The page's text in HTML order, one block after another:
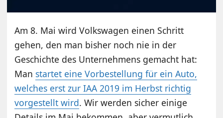
Am 8. Mai wird Volkswagen einen Schritt
gehen, den man bisher noch nie in der
Geschichte des Unternehmens gemacht hat:
Man startet eine Vorbestellung für ein Auto,
welches erst zur IAA 2019 im Herbst richtig
vorgestellt wird. Wir werden sicher einige